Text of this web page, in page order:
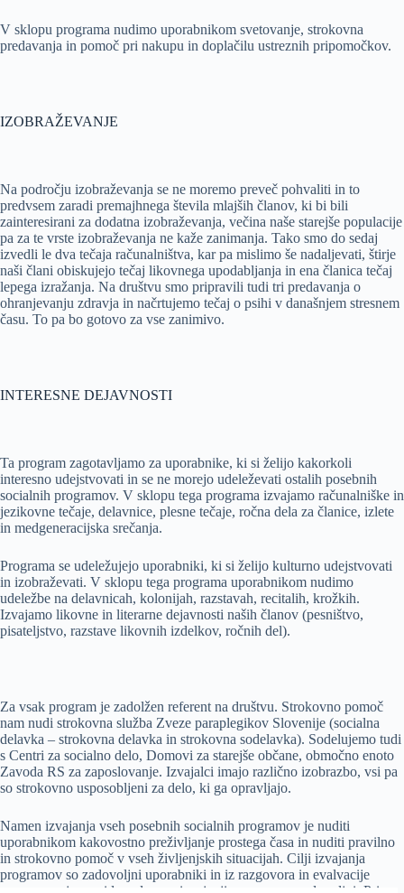
V sklopu programa nudimo uporabnikom svetovanje, strokovna
predavanja in pomoč pri nakupu in doplačilu ustreznih pripomočkov.
IZOBRAŽEVANJE
Na področju izobraževanja se ne moremo preveč pohvaliti in to
predvsem zaradi premajhnega števila mlajših članov, ki bi bili
zainteresirani za dodatna izobraževanja, večina naše starejše populacije
pa za te vrste izobraževanja ne kaže zanimanja. Tako smo do sedaj
izvedli le dva tečaja računalništva, kar pa mislimo še nadaljevati, štirje
naši člani obiskujejo tečaj likovnega upodabljanja in ena članica tečaj
lepega izražanja. Na društvu smo pripravili tudi tri predavanja o
ohranjevanju zdravja in načrtujemo tečaj o psihi v današnjem stresnem
času. To pa bo gotovo za vse zanimivo.
INTERESNE DEJAVNOSTI
Ta program zagotavljamo za uporabnike, ki si želijo kakorkoli
interesno udejstvovati in se ne morejo udeleževati ostalih posebnih
socialnih programov. V sklopu tega programa izvajamo računalniške in
jezikovne tečaje, delavnice, plesne tečaje, ročna dela za članice, izlete
in medgeneracijska srečanja.
Programa se udeležujejo uporabniki, ki si želijo kulturno udejstvovati
in izobraževati. V sklopu tega programa uporabnikom nudimo
udeležbe na delavnicah, kolonijah, razstavah, recitalih, krožkih.
Izvajamo likovne in literarne dejavnosti naših članov (pesništvo,
pisateljstvo, razstave likovnih izdelkov, ročnih del).
Za vsak program je zadolžen referent na društvu. Strokovno pomoč
nam nudi strokovna služba Zveze paraplegikov Slovenije (socialna
delavka – strokovna delavka in strokovna sodelavka). Sodelujemo tudi
s Centri za socialno delo, Domovi za starejše občane, območno enoto
Zavoda RS za zaposlovanje. Izvajalci imajo različno izobrazbo, vsi pa
so strokovno usposobljeni za delo, ki ga opravljajo.
Namen izvajanja vseh posebnih socialnih programov je nuditi
uporabnikom kakovostno preživljanje prostega časa in nuditi pravilno
in strokovno pomoč v vseh življenjskih situacijah. Cilji izvajanja
programov so zadovoljni uporabniki in iz razgovora in evalvacije